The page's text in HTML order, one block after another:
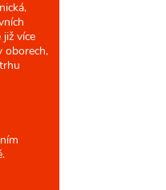
více
oborech,